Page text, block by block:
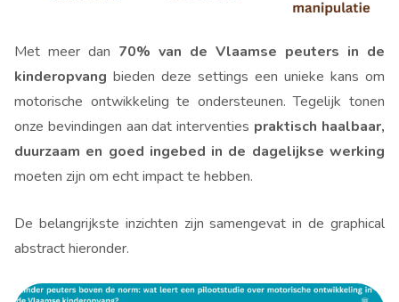
Met meer dan 70% van de Vlaamse peuters in de
kinderopvang bieden deze settings een unieke kans om
motorische ontwikkeling te ondersteunen. Tegelijk tonen
onze bevindingen aan dat interventies praktisch haalbaar,
duurzaam en goed ingebed in de dagelijkse werking
moeten zijn om echt impact te hebben.
De belangrijkste inzichten zijn samengevat in de graphical
abstract hieronder.